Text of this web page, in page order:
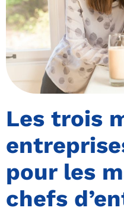
Les trois
pour les
chefs